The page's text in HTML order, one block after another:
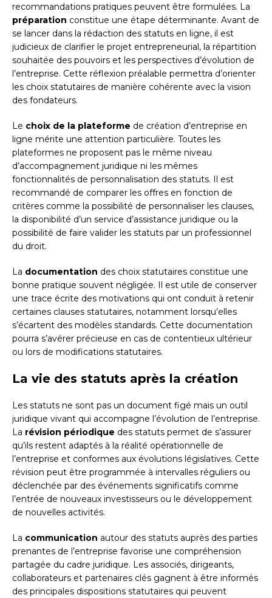
recommandations pratiques peuvent être formulées. La
préparation constitue une étape déterminante. Avant de
se lancer dans la rédaction des statuts en ligne, il est
judicieux de clarifier le projet entrepreneurial, la répartition
souhaitée des pouvoirs et les perspectives d’évolution de
l’entreprise. Cette réflexion préalable permettra d’orienter
les choix statutaires de manière cohérente avec la vision
des fondateurs.
Le choix de la plateforme de création d’entreprise en
ligne mérite une attention particulière. Toutes les
plateformes ne proposent pas le même niveau
d’accompagnement juridique ni les mêmes
fonctionnalités de personnalisation des statuts. Il est
recommandé de comparer les offres en fonction de
critères comme la possibilité de personnaliser les clauses,
la disponibilité d’un service d’assistance juridique ou la
possibilité de faire valider les statuts par un professionnel
du droit.
La documentation des choix statutaires constitue une
bonne pratique souvent négligée. Il est utile de conserver
une trace écrite des motivations qui ont conduit à retenir
certaines clauses statutaires, notamment lorsqu’elles
s’écartent des modèles standards. Cette documentation
pourra s’avérer précieuse en cas de contentieux ultérieur
ou lors de modifications statutaires.
La vie des statuts après la création
Les statuts ne sont pas un document figé mais un outil
juridique vivant qui accompagne l’évolution de l’entreprise.
La révision périodique des statuts permet de s’assurer
qu’ils restent adaptés à la réalité opérationnelle de
l’entreprise et conformes aux évolutions législatives. Cette
révision peut être programmée à intervalles réguliers ou
déclenchée par des événements significatifs comme
l’entrée de nouveaux investisseurs ou le développement
de nouvelles activités.
La communication autour des statuts auprès des parties
prenantes de l’entreprise favorise une compréhension
partagée du cadre juridique. Les associés, dirigeants,
collaborateurs et partenaires clés gagnent à être informés
des principales dispositions statutaires qui peuvent